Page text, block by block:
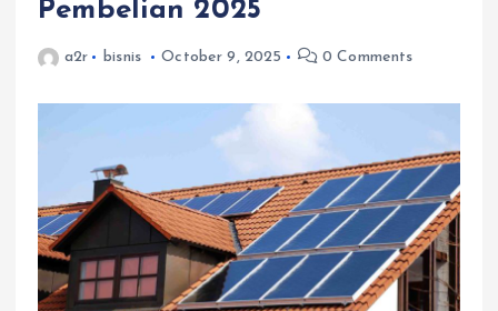
Pembelian 2025
a2r bisnis October 9, 2025 0 Comments